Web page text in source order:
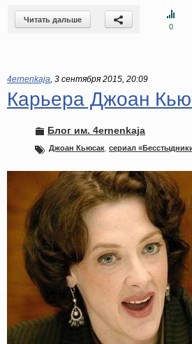
Читать дальше
0
4ernenkaja, 3 сентября 2015, 20:09
Карьера Джоан
Блог им. 4ernenkaja
Джоан Кьюсак сериал